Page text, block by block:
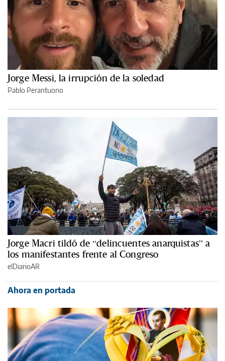
Jorge Messi, la irrupción de la soledad
Pablo Perantuono
Jorge Macri tildó de “delincuentes anarquistas” a
los manifestantes frente al Congreso
elDiarioAR
Ahora en portada